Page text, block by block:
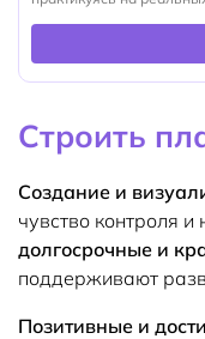
Строить
Создание и
чувство контроля
долгосрочные и
поддерживают
Позитивные и